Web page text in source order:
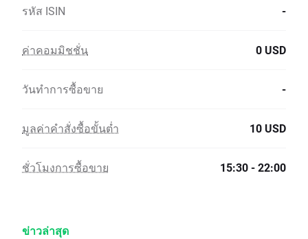
รหัส ISIN -
ค่าคอมมิชชั่น 0 USD
วันทำการซื้อขาย -
มูลค่าคำสั่งซื้อขั้นต่ำ 10 USD
ชั่วโมงการซื้อขาย 15:30 - 22:00
ข่าวล่าสุด